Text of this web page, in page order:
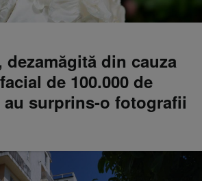
dezamăgită din cauza
de 100.000 de
surprins-o fotografii